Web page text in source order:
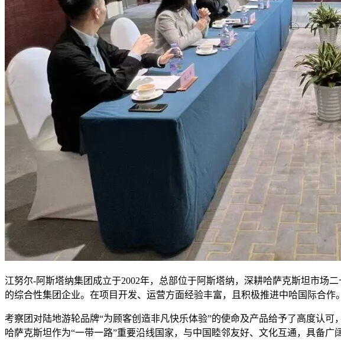
江努尔-阿斯塔纳集团成立于2002年，总部位于阿斯塔纳，深耕哈萨克斯坦市场
的综合性集团企业。在项目开发、运营方面经验丰富，且积极推进中哈国际合作。
考察团对陆地游轮品牌“为顾客创造非凡快乐体验”的使命及产品给予了高度认
哈萨克斯坦作为“一带一路”重要沿线国家，与中国睦邻友好、文化互通，具备广